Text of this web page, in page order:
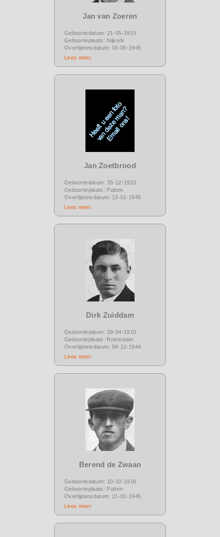
Jan van Zoeren
Geboortedatum: 21-05-1915
Geboorteplaats: Nijkerk
Overlijdensdatum: 03-05-1945
Lees meer
Jan Zoetbrood
Geboortedatum: 25-12-1923
Geboorteplaats: Putten
Overlijdensdatum: 13-01-1945
Lees meer
Dirk Zuiddam
Geboortedatum: 29-04-1910
Geboorteplaats: Rotterdam
Overlijdensdatum: 04-12-1944
Lees meer
Berend de Zwaan
Geboortedatum: 10-10-1916
Geboorteplaats: Putten
Overlijdensdatum: 21-01-1945
Lees meer